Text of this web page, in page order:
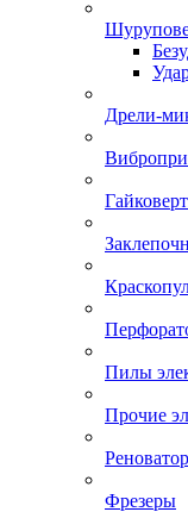
Дрели-
Пилы
Прочие
Фрезеры